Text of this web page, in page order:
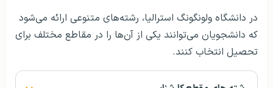
در دانشگاه ولونگونگ استرالیا، رشته‌های متنوعی ارائه می‌شود
که دانشجویان می‌توانند یکی از آن‌ها را در مقاطع مختلف برای
تحصیل انتخاب کنند.